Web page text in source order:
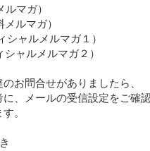
ルマガ）
ルマガ）
シャルメルマガ１）
ャルメルマガ２）
お問合せがありましたら、
、メールの受信設定をご確
。